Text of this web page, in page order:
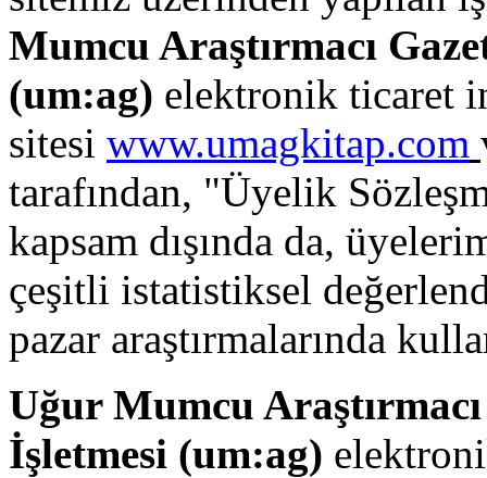
Mumcu Araştırmacı
(um:ag) elektronik ticaret
sitesi www.umagkitap.com
tarafından, "Üyelik
kapsam dışında da,
çeşitli istatistiksel
pazar araştırmalarında
Uğur Mumcu
İşletmesi (um:ag)